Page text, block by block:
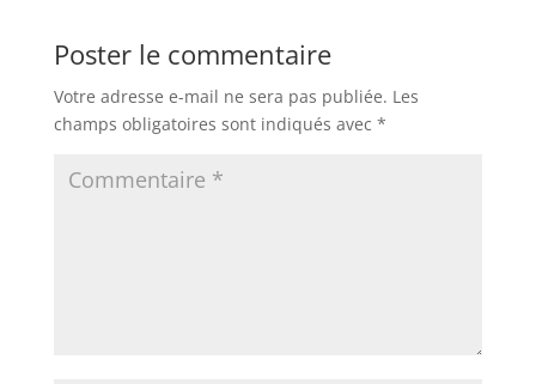
Poster le commentaire
Votre adresse e-mail ne sera pas publiée. Les
champs obligatoires sont indiqués avec *